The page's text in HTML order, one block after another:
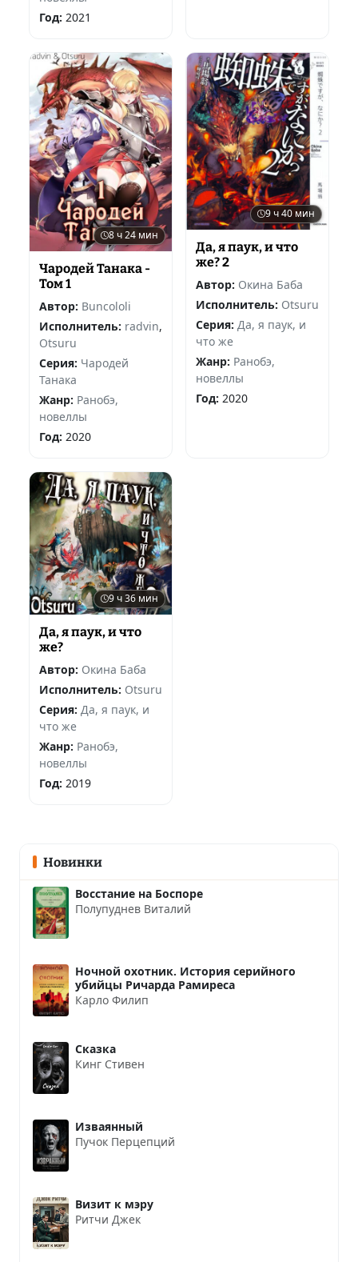
Год: 2021
8 ч 24 мин
Чародей Танака -
Том 1
Автор: Buncololi
Исполнитель: radvin,
Otsuru
Серия: Чародей
Танака
Жанр: Ранобэ,
новеллы
Год: 2020
9 ч 40 мин
Да, я паук, и что
же? 2
Автор: Окина Баба
Исполнитель: Otsuru
Серия: Да, я паук, и
что же
Жанр: Ранобэ,
новеллы
Год: 2020
9 ч 36 мин
Да, я паук, и что
же?
Автор: Окина Баба
Исполнитель: Otsuru
Серия: Да, я паук, и
что же
Жанр: Ранобэ,
новеллы
Год: 2019
Новинки
Восстание на Боспоре
Полупуднев Виталий
Ночной охотник. История серийного
убийцы Ричарда Рамиреса
Карло Филип
Сказка
Кинг Стивен
Изваянный
Пучок Перцепций
Визит к мэру
Ритчи Джек